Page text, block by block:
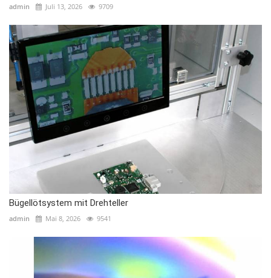
admin Juli 13, 2026 9709
Bügellötsystem mit Drehteller
admin Mai 8, 2026 9541